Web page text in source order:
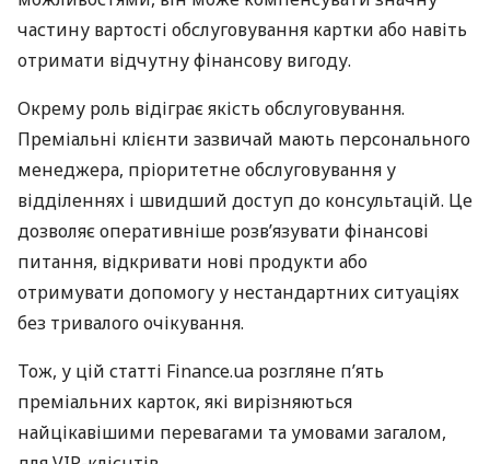
частину вартості обслуговування картки або навіть
отримати відчутну фінансову вигоду.
Окрему роль відіграє якість обслуговування.
Преміальні клієнти зазвичай мають персонального
менеджера, пріоритетне обслуговування у
відділеннях і швидший доступ до консультацій. Це
дозволяє оперативніше розв’язувати фінансові
питання, відкривати нові продукти або
отримувати допомогу у нестандартних ситуаціях
без тривалого очікування.
Тож, у цій статті Finance.ua розгляне п’ять
преміальних карток, які вирізняються
найцікавішими перевагами та умовами загалом,